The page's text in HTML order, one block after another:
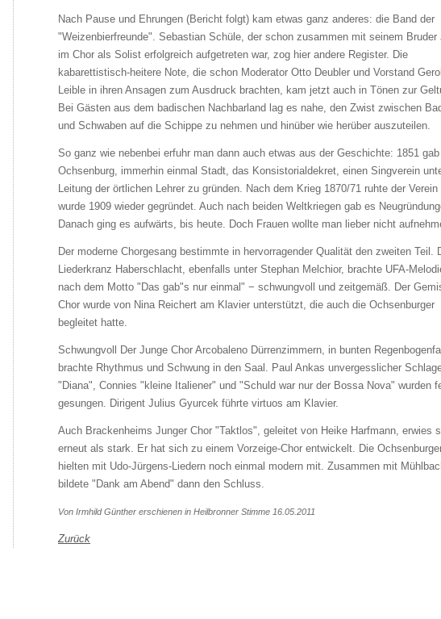
Nach Pause und Ehrungen (Bericht folgt) kam etwas ganz anderes: die Band der
"Weizenbierfreunde". Sebastian Schüle, der schon zusammen mit seinem Bruder
im Chor als Solist erfolgreich aufgetreten war, zog hier andere Register. Die
kabarettistisch-heitere Note, die schon Moderator Otto Deubler und Vorstand
Leible in ihren Ansagen zum Ausdruck brachten, kam jetzt auch in Tönen zur
Bei Gästen aus dem badischen Nachbarland lag es nahe, den Zwist zwischen
und Schwaben auf die Schippe zu nehmen und hinüber wie herüber auszuteilen.
So ganz wie nebenbei erfuhr man dann auch etwas aus der Geschichte: 1851
Ochsenburg, immerhin einmal Stadt, das Konsistorialdekret, einen Singverein
Leitung der örtlichen Lehrer zu gründen. Nach dem Krieg 1870/71 ruhte der Verein
wurde 1909 wieder gegründet. Auch nach beiden Weltkriegen gab es
Danach ging es aufwärts, bis heute. Doch Frauen wollte man lieber nicht
Der moderne Chorgesang bestimmte in hervorragender Qualität den zweiten Teil.
Liederkranz Haberschlacht, ebenfalls unter Stephan Melchior, brachte UFA-
nach dem Motto "Das gab"s nur einmal" − schwungvoll und zeitgemäß. Der
Chor wurde von Nina Reichert am Klavier unterstützt, die auch die Ochsenburger
begleitet hatte.
Schwungvoll Der Junge Chor Arcobaleno Dürrenzimmern, in bunten
brachte Rhythmus und Schwung in den Saal. Paul Ankas unvergesslicher
"Diana", Connies "kleine Italiener" und "Schuld war nur der Bossa Nova" wurden
gesungen. Dirigent Julius Gyurcek führte virtuos am Klavier.
Auch Brackenheims Junger Chor "Taktlos", geleitet von Heike Harfmann, erwies
erneut als stark. Er hat sich zu einem Vorzeige-Chor entwickelt. Die
hielten mit Udo-Jürgens-Liedern noch einmal modern mit. Zusammen mit
bildete "Dank am Abend" dann den Schluss.
Von Irmhild Günther erschienen in Heilbronner Stimme 16.05.2011
Zurück